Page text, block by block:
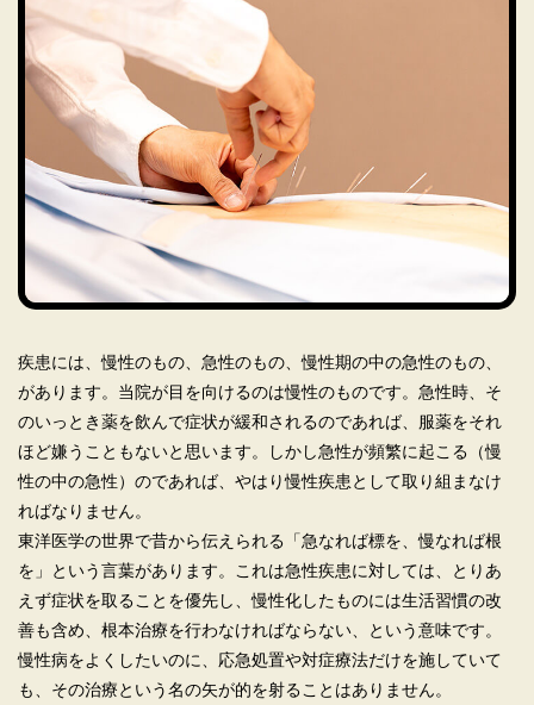
疾患には、慢性のもの、急性のもの、慢性期の中の急性のもの、
があります。当院が目を向けるのは慢性のものです。急性時、そ
のいっとき薬を飲んで症状が緩和されるのであれば、服薬をそれ
ほど嫌うこともないと思います。しかし急性が頻繁に起こる（慢
性の中の急性）のであれば、やはり慢性疾患として取り組まなけ
ればなりません。
東洋医学の世界で昔から伝えられる「急なれば標を、慢なれば根
を」という言葉があります。これは急性疾患に対しては、とりあ
えず症状を取ることを優先し、慢性化したものには生活習慣の改
善も含め、根本治療を行わなければならない、という意味です。
慢性病をよくしたいのに、応急処置や対症療法だけを施していて
も、その治療という名の矢が的を射ることはありません。